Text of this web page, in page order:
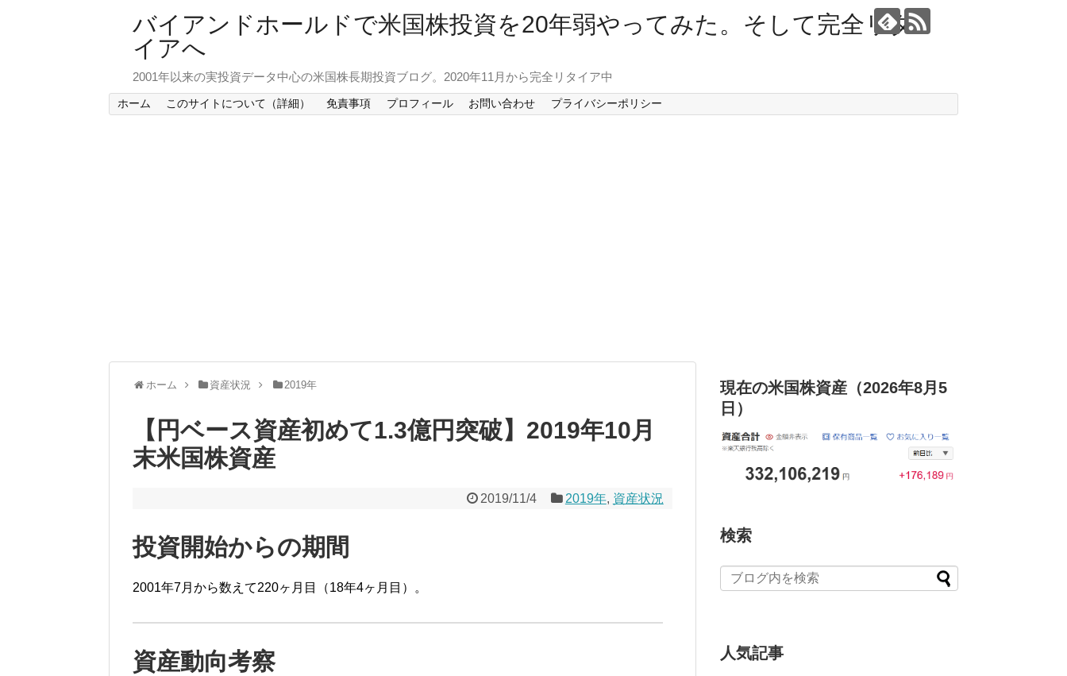
バイアンドホールドで米国株投資を20年弱やってみた。そして完全リタ
イアへ
2001年以来の実投資データ中心の米国株長期投資ブログ。2020年11月から完全リタイア中
ホーム このサイトについて（詳細） 免責事項 プロフィール お問い合わせ プライバシーポリシー
ホーム 資産状況 2019年
【円ベース資産初めて1.3億円突破】2019年10月
末米国株資産
2019/11/4 2019年, 資産状況
投資開始からの期間
2001年7月から数えて220ヶ月目（18年4ヶ月目）。
資産動向考察
現在の米国株資産（2026年8月5
日）
検索
人気記事